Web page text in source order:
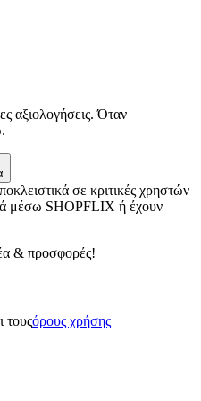
αξιολογήσεις. Όταν
σε κριτικές χρηστών
μέσω SHOPFLIX ή έχουν
& προσφορές!
τουςόρους χρήσης